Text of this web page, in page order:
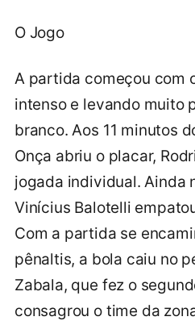
O Jogo
A partida começou com
intenso e levando muito
branco. Aos 11 minutos
Onça abriu o placar,
jogada individual. Ainda
Vinícius Balotelli
Com a partida se
pênaltis, a bola caiu no
Zabala, que fez o
consagrou o time da